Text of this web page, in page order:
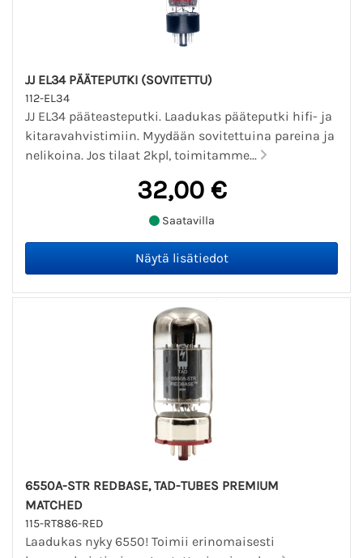
JJ EL34 PÄÄTEPUTKI (SOVITETTU)
112-EL34
JJ EL34 pääteasteputki. Laadukas pääteputki hifi- ja
kitaravahvistimiin. Myydään sovitettuina pareina ja
nelikoina. Jos tilaat 2kpl, toimitamme...
32,00 €
Saatavilla
6550A-STR REDBASE, TAD-TUBES PREMIUM
MATCHED
115-RT886-RED
Laadukas nyky 6550! Toimii erinomaisesti